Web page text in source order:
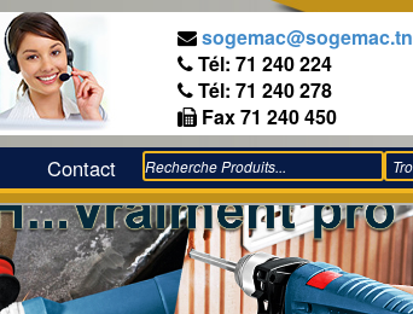
sogemac@sogemac.tn
Tél: 71 240 224
Tél: 71 240 278
Fax 71 240 450
Contact